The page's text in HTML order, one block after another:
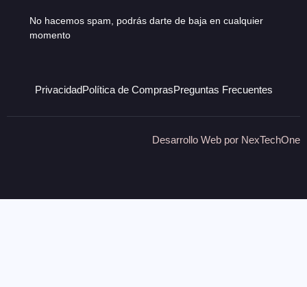
No hacemos spam, podrás darte de baja en cualquier
momento
PrivacidadPolítica de ComprasPreguntas Frecuentes
Desarrollo Web por NexTechOne